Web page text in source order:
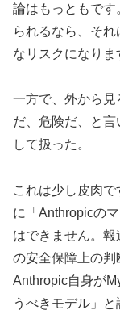
論はもっともで
られるなら、そ
なリスクになりま
一方で、外から
だ、危険だ、と
して扱った。
これは少し皮肉
に「Anthropicの
はできません。
の安全保障上の判
Anthropic自身が
うべきモデル」